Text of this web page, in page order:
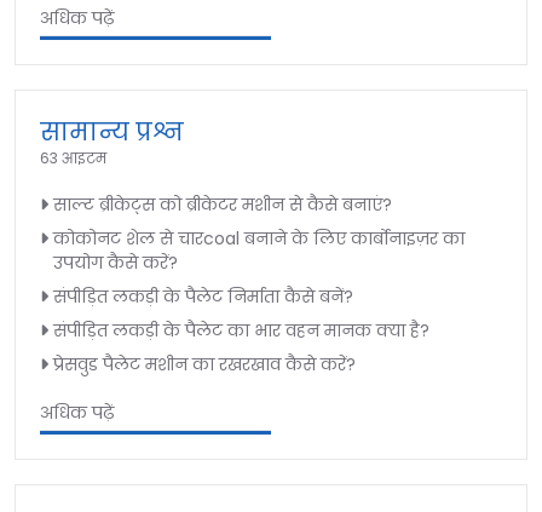
अधिक पढ़ें
सामान्य प्रश्न
63 आइटम
साल्ट ब्रीकेट्स को ब्रीकेटर मशीन से कैसे बनाएं?
कोकोनट शेल से चारcoal बनाने के लिए कार्बोनाइज़र का
उपयोग कैसे करें?
संपीड़ित लकड़ी के पैलेट निर्माता कैसे बनें?
संपीड़ित लकड़ी के पैलेट का भार वहन मानक क्या है?
प्रेसवुड पैलेट मशीन का रखरखाव कैसे करें?
अधिक पढ़ें